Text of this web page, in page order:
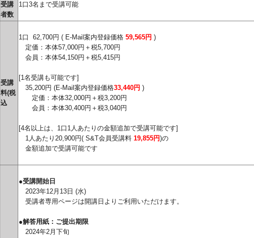
受講
者数
1口3名まで受講可能
受講
料(税
込
1口 62,700円 ( E-Mail案内登録価格 59,565円 )
定価：本体57,000円＋税5,700円
会員：本体54,150円＋税5,415円
[1名受講も可能です]
35,200円 (E-Mail案内登録価格33,440円 )
定価：本体32,000円＋税3,200円
会員：本体30,400円＋税3,040円
[4名以上は、1口1人あたりの金額追加で受講可能です]
1人あたり 20,900円( S&T会員受講料 19,855円)の
金額追加で受講可能です
●受講開始日
2023年12月13日 (水)
受講者専用ページは開講日よりご利用いただけます。
●解答用紙：ご提出期限
2024年2月下旬